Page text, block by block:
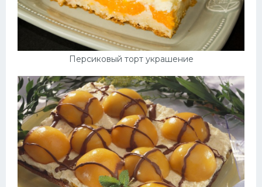
Персиковый торт украшение